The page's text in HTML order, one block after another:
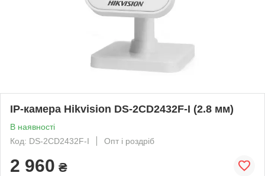
IP-камера Hikvision DS-2CD2432F-I (2.8 мм)
В наявності
Код: DS-2CD2432F-I
Опт і роздріб
2 960 ₴